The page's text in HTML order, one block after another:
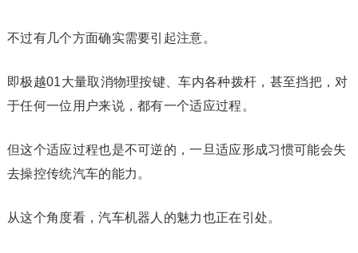
不过有几个方面确实需要引起注意。
即极越01大量取消物理按键、车内各种拨杆，甚至挡把，对
于任何一位用户来说，都有一个适应过程。
但这个适应过程也是不可逆的，一旦适应形成习惯可能会失
去操控传统汽车的能力。
从这个角度看，汽车机器人的魅力也正在引处。